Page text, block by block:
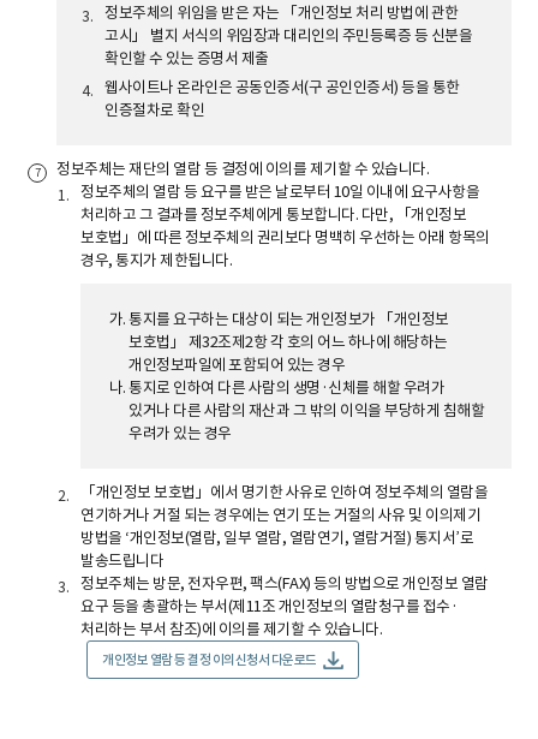
정보주체의 위임을 받은 자는 「개인정보 처리 방법에 관한
고시」 별지 서식의 위임장과 대리인의 주민등록증 등 신분을
확인할 수 있는 증명서 제출
웹사이트나 온라인은 공동인증서(구 공인인증서) 등을 통한
인증절차로 확인
정보주체는 재단의 열람 등 결정에 이의를 제기할 수 있습니다.
정보주체의 열람 등 요구를 받은 날로부터 10일 이내에 요구사항을
처리하고 그 결과를 정보주체에게 통보합니다. 다만, 「개인정보
보호법」에 따른 정보주체의 권리보다 명백히 우선하는 아래 항목의
경우, 통지가 제한됩니다.
통지를 요구하는 대상이 되는 개인정보가 「개인정보
보호법」 제32조제2항 각 호의 어느 하나에 해당하는
개인정보파일에 포함되어 있는 경우
통지로 인하여 다른 사람의 생명·신체를 해할 우려가
있거나 다른 사람의 재산과 그 밖의 이익을 부당하게 침해할
우려가 있는 경우
「개인정보 보호법」에서 명기한 사유로 인하여 정보주체의 열람을
연기하거나 거절 되는 경우에는 연기 또는 거절의 사유 및 이의제기
방법을 ‘개인정보(열람, 일부 열람, 열람연기, 열람거절) 통지서’로
발송드립니다
정보주체는 방문, 전자우편, 팩스(FAX) 등의 방법으로 개인정보 열람
요구 등을 총괄하는 부서(제11조 개인정보의 열람청구를 접수·
처리하는 부서 참조)에 이의를 제기할 수 있습니다.
개인정보 열람 등 결정 이의신청서 다운로드